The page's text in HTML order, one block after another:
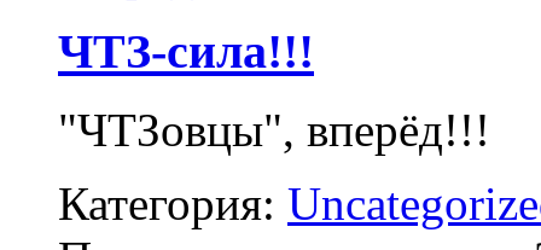
ЧТЗ-сила!!!
"ЧТЗовцы", вперёд!!!
Категория: